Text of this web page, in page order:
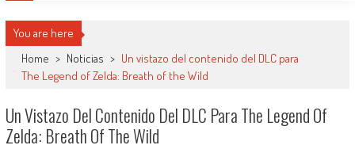
You are here
Home > Noticias > Un vistazo del contenido del DLC para
The Legend of Zelda: Breath of the Wild
Un Vistazo Del Contenido Del DLC Para The Legend Of
Zelda: Breath Of The Wild